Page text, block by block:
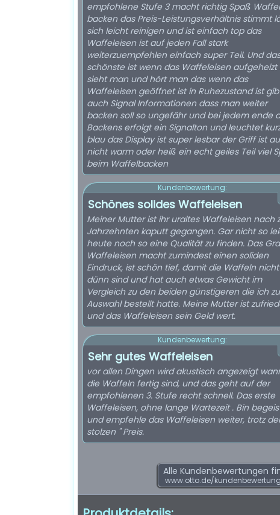
empfohlene Stufe 3 macht richtig Spaß
backen das Preis-Leistungsverhältnis stimmt
sich leicht reinigen und ist einfach top das
Waffeleisen ist auf jeden Fall stark
weiterzuempfehlen einfach super Teil. Und das
schönste ist wenn das Waffeleisen aufgeheizt
sieht man und hört man das wenn das
Waffeleisen geöffnet ist in Ruhezustand ist
auch Signal Informationen dass man weiter
backen soll so ungefähr und bei jedem ende
Backens erfolgt ein Signalton und leuchtet
blau das Display ist super lesbar der Griff ist
nicht warm oder heiß ein echt geiles Teil viel
beim Waffelbacken
Kundenbewertung:
Schönes solides Waffeleisen
Meiner Mutter ist ihr uraltes Waffeleisen nach
Jahrzehnten kaputt gegangen. Gar nicht so
heute noch so eine Qualität zu finden. Das
Waffeleisen macht zumindest einen soliden
Eindruck, ist schön tief, damit die Waffeln
dünn sind und hat auch etwas Gewicht im
Vergleich zu den beiden günstigeren die ich
Auswahl bestellt hatte. Meine Mutter ist
und das Waffeleisen sein Geld wert.
Kundenbewertung:
Sehr gutes Waffeleisen
vor allen Dingen wird akustisch angezeigt
die Waffeln fertig sind, und das geht auf der
empfohlenen 3. Stufe recht schnell. Das erste
Waffeleisen, ohne lange Wartezeit . Bin
und empfehle das Waffeleisen weiter, trotz
stolzen " Preis.
Alle Kundenbewertungen
www.otto.de/